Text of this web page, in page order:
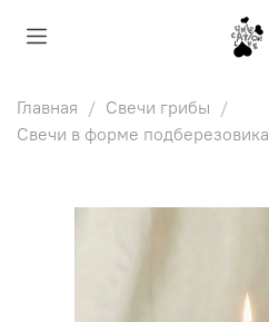
Главная
Свечи грибы
Свечи в форме подберезовика